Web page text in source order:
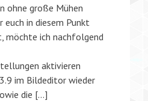
ohne große Mühen
euch in diesem Punkt
möchte ich nachfolgend
aktivieren
im Bildeditor wieder
die […]